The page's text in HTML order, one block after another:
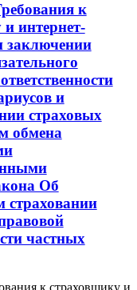
к
интернет-
заключении
и
страховых
обмена
Об
страховании
частных
к страховщику и